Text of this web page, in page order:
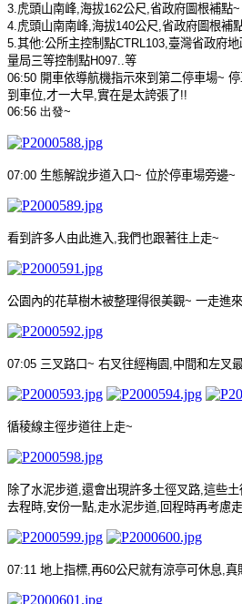
3. 虎頭山南峰 海拔162公尺 省政府圖根補點~
4. 虎頭山南南峰 海拔140公尺 省政府圖根補
5. 其他:公所主控制點CTRL103, 臺灣省政府
量局三等控制點H097.. 等
06:50 開車依導航機指示來到第二停車場~
到車位 才一大早 實在是太誇張了!!
06:56 出發~
07:00 生態解說步道入口~ 位於停車場旁邊~
看到許多人由此進入 我們也跟著往上走~
公園內的花草樹木被整理得很美觀~ 一走進來
07:05 三叉路口~ 右叉往經梅園 中間和左叉
循稜線主徑步道往上走~
除了水泥步道 還會出現許多土徑叉路 這些土
去程時 安份一點 走水泥步道 回程時再考慮
07:11 地上指標 再60公尺就有涼亭可休息 真